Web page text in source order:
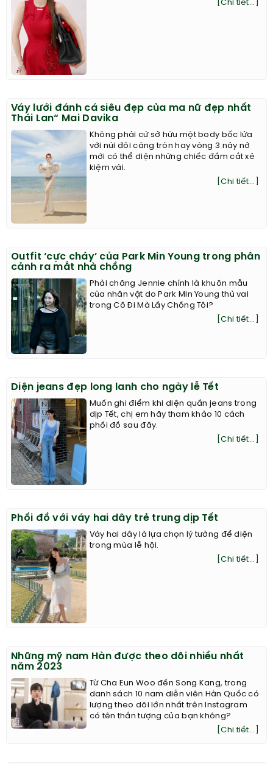
[Chi tiết...]
Váy lưới đánh cá siêu đẹp của ma nữ đẹp nhất
Thái Lan“ Mai Davika
Không phải cứ sở hữu một body bốc lửa
với núi đôi căng tròn hay vòng 3 nảy nở
mới có thể diện những chiếc đầm cắt xẻ
kiệm vải.
[Chi tiết...]
Outfit ‘cực cháy’ của Park Min Young trong phân
cảnh ra mắt nhà chồng
Phải chăng Jennie chính là khuôn mẫu
của nhân vật do Park Min Young thủ vai
trong Cô Đi Mà Lấy Chồng Tôi?
[Chi tiết...]
Diện jeans đẹp long lanh cho ngày lễ Tết
Muốn ghi điểm khi diện quần jeans trong
dịp Tết, chị em hãy tham khảo 10 cách
phối đồ sau đây.
[Chi tiết...]
Phối đồ với váy hai dây trẻ trung dịp Tết
Váy hai dây là lựa chọn lý tưởng để diện
trong mùa lễ hội.
[Chi tiết...]
Những mỹ nam Hàn được theo dõi nhiều nhất
năm 2023
Từ Cha Eun Woo đến Song Kang, trong
danh sách 10 nam diễn viên Hàn Quốc có
lượng theo dõi lớn nhất trên Instagram
có tên thần tượng của bạn không?
[Chi tiết...]